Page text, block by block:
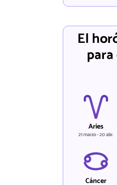
El
Aries
21 marzo - 20 abr.
Cáncer